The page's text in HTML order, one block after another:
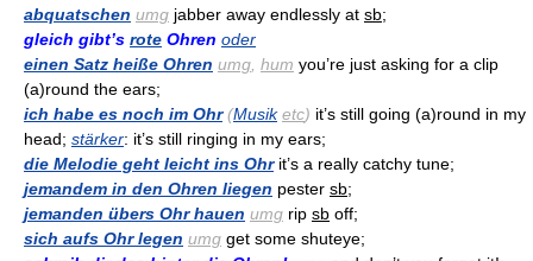
abquatschen umg jabber away endlessly at sb;
gleich gibt’s rote Ohren oder
einen Satz heiße Ohren umg hum you’re just asking for a clip
(a)round the ears;
ich habe es noch im Ohr (Musik etc) it’s still going (a)round in my
head; stärker: it’s still ringing in my ears;
die Melodie geht leicht ins Ohrit’s a really catchy tune;
jemandem in den Ohren liegen pester sb;
jemanden übers Ohr hauen umg rip sb off;
sich aufs Ohr legen umg get some shuteye;